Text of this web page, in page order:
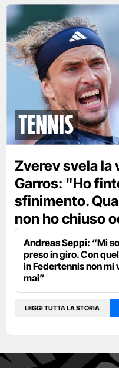
tennis
Zverev svela la
Garros: "Ho
sfinimento.
non ho chiuso
Andreas Seppi: “Mi
preso in giro. Con
in Federtennis non mi
mai”
LEGGI TUTTA LA STORIA